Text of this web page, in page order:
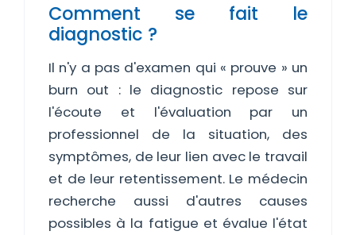
Comment se fait le
diagnostic ?
Il n'y a pas d'examen qui « prouve » un
burn out : le diagnostic repose sur
l'écoute et l'évaluation par un
professionnel de la situation, des
symptômes, de leur lien avec le travail
et de leur retentissement. Le médecin
recherche aussi d'autres causes
possibles à la fatigue et évalue l'état